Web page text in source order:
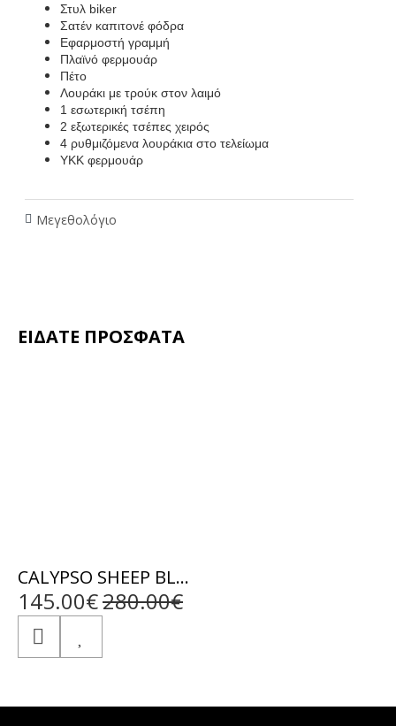
Στυλ biker
Σατέν καπιτονέ φόδρα
Εφαρμοστή γραμμή
Πλαϊνό φερμουάρ
Πέτο
Λουράκι με τρούκ στον λαιμό
1 εσωτερική τσέπη
2 εξωτερικές τσέπες χειρός
4 ρυθμιζόμενα λουράκια στο τελείωμα
ΥΚΚ φερμουάρ
Μεγεθολόγιο
ΕΙΔΑΤΕ ΠΡΟΣΦΑΤΑ
CALYPSO SHEEP BLUE - ΑΥΘΕΝΤΙΚΟ ΓΥΝΑΙΚΕΙΟ ΜΠΛΕ ΔΕΡΜΑΤΙΝΟ ΜΠΟΥΦΑΝ
145.00€280.00€